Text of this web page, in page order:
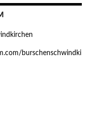
burschenschwindki